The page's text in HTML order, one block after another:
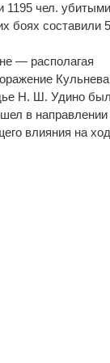
1195 чел.
боях составили
— располагая
Н. Ш. Удино был
в направлении
влияния на ход